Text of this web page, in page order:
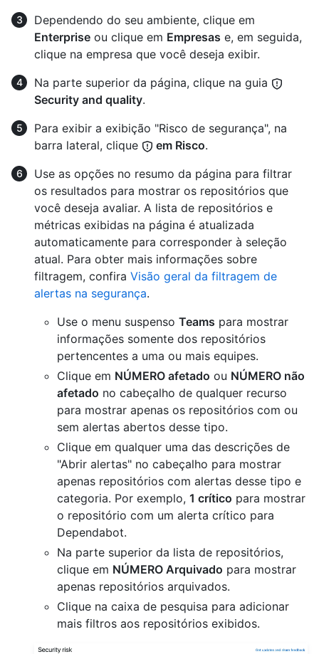
Dependendo do seu ambiente, clique em
Enterprise ou clique em Empresas e, em seguida,
clique na empresa que você deseja exibir.
Na parte superior da página, clique na guia
Security and quality.
Para exibir a exibição "Risco de segurança", na
barra lateral, clique
em Risco.
Use as opções no resumo da página para filtrar
os resultados para mostrar os repositórios que
você deseja avaliar. A lista de repositórios e
métricas exibidas na página é atualizada
automaticamente para corresponder à seleção
atual. Para obter mais informações sobre
filtragem, confira Visão geral da filtragem de
alertas na segurança.
Use o menu suspenso Teams para mostrar
informações somente dos repositórios
pertencentes a uma ou mais equipes.
Clique em NÚMERO afetado ou NÚMERO não
afetado no cabeçalho de qualquer recurso
para mostrar apenas os repositórios com ou
sem alertas abertos desse tipo.
Clique em qualquer uma das descrições de
"Abrir alertas" no cabeçalho para mostrar
apenas repositórios com alertas desse tipo e
categoria. Por exemplo, 1 crítico para mostrar
o repositório com um alerta crítico para
Dependabot.
Na parte superior da lista de repositórios,
clique em NÚMERO Arquivado para mostrar
apenas repositórios arquivados.
Clique na caixa de pesquisa para adicionar
mais filtros aos repositórios exibidos.